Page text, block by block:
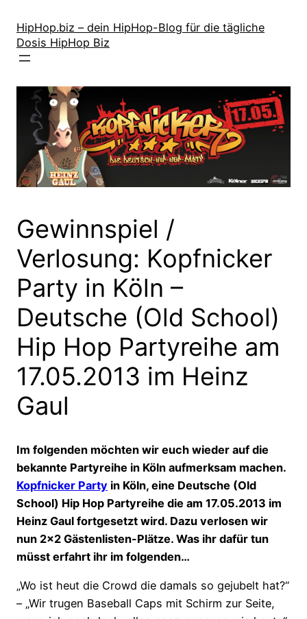
Inhalt
springen
HipHop.biz – dein HipHop-Blog für die tägliche
Dosis HipHop Biz
Gewinnspiel /
Verlosung: Kopfnicker
Party in Köln –
Deutsche (Old School)
Hip Hop Partyreihe am
17.05.2013 im Heinz
Gaul
Im folgenden möchten wir euch wieder auf die
bekannte Partyreihe in Köln aufmerksam machen.
Kopfnicker Party in Köln, eine Deutsche (Old
School) Hip Hop Partyreihe die am 17.05.2013 im
Heinz Gaul fortgesetzt wird. Dazu verlosen wir
nun 2×2 Gästenlisten-Plätze. Was ihr dafür tun
müsst erfahrt ihr im folgenden…
„Wo ist heut die Crowd die damals so gejubelt hat?“
– „Wir trugen Baseball Caps mit Schirm zur Seite,